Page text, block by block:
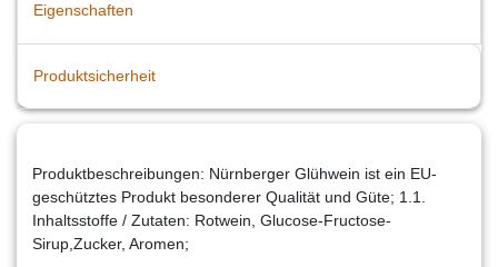
Eigenschaften
Produktsicherheit
Produktbeschreibungen: Nürnberger Glühwein ist ein EU-
geschütztes Produkt besonderer Qualität und Güte; 1.1.
Inhaltsstoffe / Zutaten: Rotwein, Glucose-Fructose-
Sirup,Zucker, Aromen;